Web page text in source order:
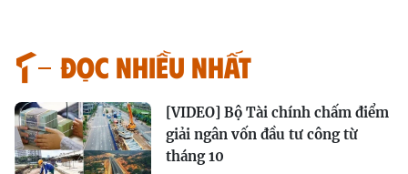
Đọc nhiều nhất
[VIDEO] Bộ Tài chính chấm điểm
giải ngân vốn đầu tư công từ
tháng 10